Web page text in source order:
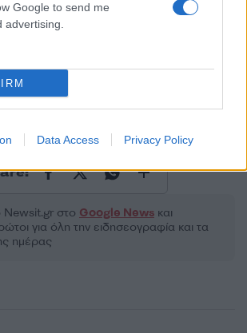
Google to send me
advertising.
Data Access Privacy Policy
Υποβολή σχολίου
&Όροι Χρήσηςτης Google.
Μακρο-οικονομία
ΤΡΑΙΝΟΣΕ
Νewsit.gr στο Google News και
για όλη την ειδησεογραφία και τα
ημέρας